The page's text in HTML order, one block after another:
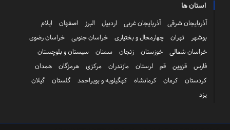
استان ها
آذربایجان شرقی آذربایجان غربی اردبیل البرز اصفهان
ایلام
بوشهر
تهران چهارمحال و بختیاری خراسان جنوبی
خراسان رضوی
خراسان شمالی
خوزستان زنجان سمنان
سیستان و بلوچستان
فارس
قزوین قم لرستان مازندران مرکزی هرمزگان
همدان
کردستان
کرمان کرمانشاه کهگیلویه و بویراحمد گلستان
گیلان
یزد